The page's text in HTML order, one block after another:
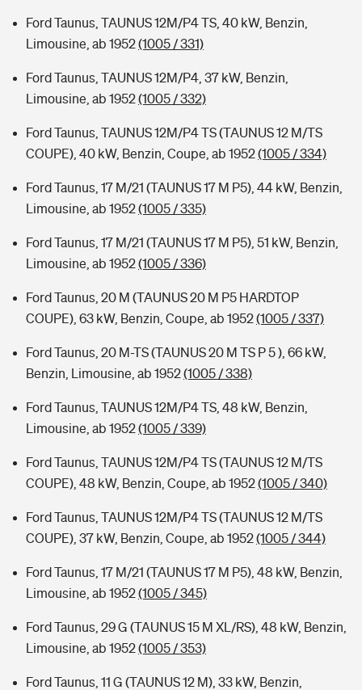
Ford Taunus, TAUNUS 12M/P4 TS, 40 kW, Benzin,
Limousine, ab 1952(1005 / 331)
Ford Taunus, TAUNUS 12M/P4, 37 kW, Benzin,
Limousine, ab 1952(1005 / 332)
Ford Taunus, TAUNUS 12M/P4 TS (TAUNUS 12 M/TS
COUPE), 40 kW, Benzin, Coupe, ab 1952(1005 / 334)
Ford Taunus, 17 M/21 (TAUNUS 17 M P5), 44 kW, Benzin,
Limousine, ab 1952(1005 / 335)
Ford Taunus, 17 M/21 (TAUNUS 17 M P5), 51 kW, Benzin,
Limousine, ab 1952(1005 / 336)
Ford Taunus, 20 M (TAUNUS 20 M P5 HARDTOP
COUPE), 63 kW, Benzin, Coupe, ab 1952(1005 / 337)
Ford Taunus, 20 M-TS (TAUNUS 20 M TS P 5 ), 66 kW,
Benzin, Limousine, ab 1952(1005 / 338)
Ford Taunus, TAUNUS 12M/P4 TS, 48 kW, Benzin,
Limousine, ab 1952(1005 / 339)
Ford Taunus, TAUNUS 12M/P4 TS (TAUNUS 12 M/TS
COUPE), 48 kW, Benzin, Coupe, ab 1952(1005 / 340)
Ford Taunus, TAUNUS 12M/P4 TS (TAUNUS 12 M/TS
COUPE), 37 kW, Benzin, Coupe, ab 1952(1005 / 344)
Ford Taunus, 17 M/21 (TAUNUS 17 M P5), 48 kW, Benzin,
Limousine, ab 1952(1005 / 345)
Ford Taunus, 29 G (TAUNUS 15 M XL/RS), 48 kW, Benzin,
Limousine, ab 1952(1005 / 353)
Ford Taunus, 11 G (TAUNUS 12 M), 33 kW, Benzin,